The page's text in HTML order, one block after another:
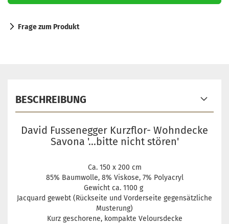
Frage zum Produkt
BESCHREIBUNG
David Fussenegger Kurzflor- Wohndecke
Savona '...bitte nicht stören'
Ca. 150 x 200 cm
85% Baumwolle, 8% Viskose, 7% Polyacryl
Gewicht ca. 1100 g
Jacquard gewebt (Rückseite und Vorderseite gegensätzliche
Musterung)
Kurz geschorene, kompakte Veloursdecke